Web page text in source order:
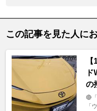
この記事を見た人に
の
🔴
「